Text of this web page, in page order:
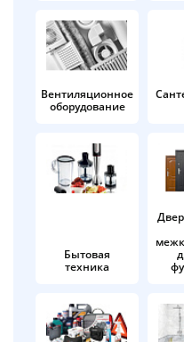
Вентиляционное
оборудование
Бытовая
техника
по25%каждые 2
Подробнее
об оплате
недели
8